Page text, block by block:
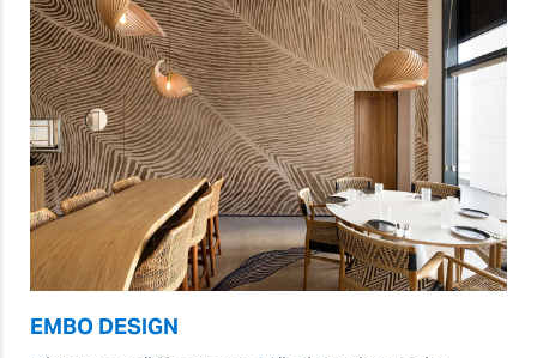
EMBO DESIGN